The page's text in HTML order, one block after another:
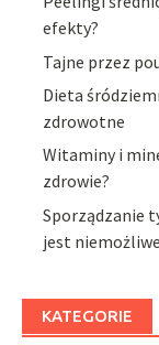
efekty?
Tajne przez
Dieta
zdrowotne
Witaminy i
zdrowie?
Sporządzanie
jest niemożliwe
KATEGORIE